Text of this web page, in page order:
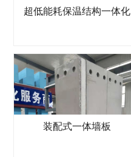
超低能耗保温结构一体化
装配式一体墙板